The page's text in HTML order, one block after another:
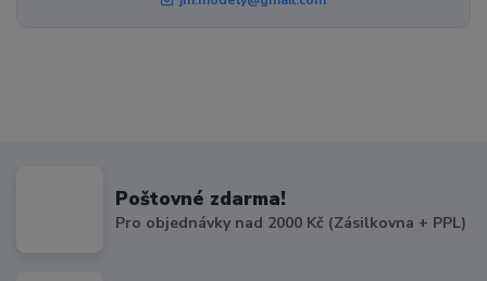
Poštovné zdarma!
Pro objednávky nad 2000 Kč (Zásilkovna + PPL)